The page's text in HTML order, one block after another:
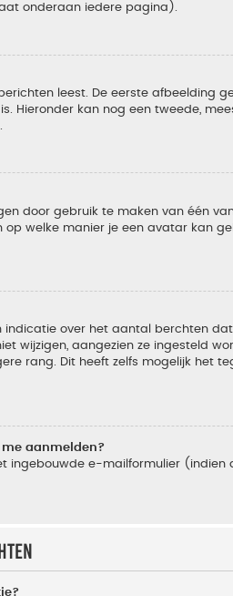
onderaan iedere pagina).
leest. De eerste afbeelding
Hieronder kan nog een tweede,
door gebruik te maken van één
welke manier je een avatar kan
indicatie over het aantal berchten
wijzigen, aangezien ze ingesteld
rang. Dit heeft zelfs mogelijk het
aanmelden?
ingebouwde e-mailformulier